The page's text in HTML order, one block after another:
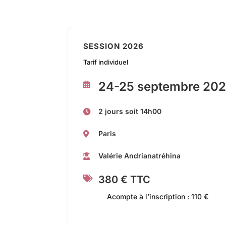
SESSION 2026
Tarif individuel
 24-25 septembre
 2 jours soit 14h00
 Paris
 Valérie Andrianatréhina
 380 € TTC
Acompte à l’inscription : 110 €